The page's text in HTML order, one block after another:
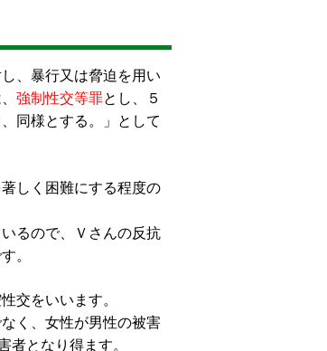
、暴行又は脅迫を用い
強制性交等罪とし、５
同様とする。」として
しく困難にする程度の
るので、Ｖさんの反抗
。
交をいいます。
く、女性が男性の被害
となり得ます。